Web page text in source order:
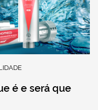
é e será que